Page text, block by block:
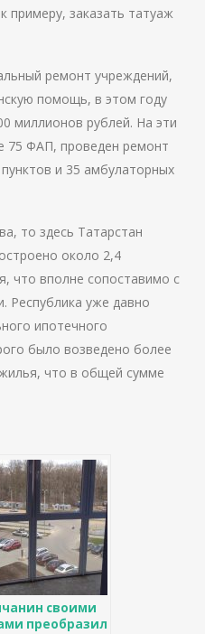
заказать татуаж
ремонт учреждений,
помощь, в этом году
миллионов рублей. На эти
75 ФАП, проведен ремонт
и 35 амбулаторных
то здесь Татарстан
около 2,4
что вполне сопоставимо с
Республика уже давно
ипотечного
было возведено более
что в общей сумме
своими
преобразил